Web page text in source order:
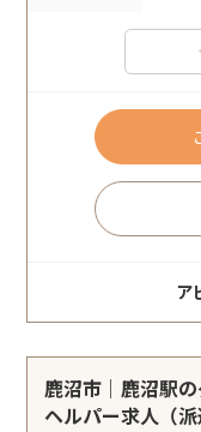
ア
鹿沼市｜鹿沼駅
ヘルパー求人（派